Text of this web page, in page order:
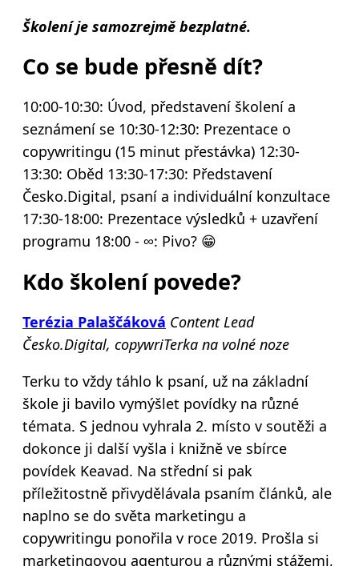
Školení je samozrejmě bezplatné.
Co se bude přesně dít?
10:00-10:30: Úvod, představení školení a
seznámení se 10:30-12:30: Prezentace o
copywritingu (15 minut přestávka) 12:30-
13:30: Oběd 13:30-17:30: Představení
Česko.Digital, psaní a individuální konzultace
17:30-18:00: Prezentace výsledků + uzavření
programu 18:00 - ∞: Pivo? 😁
Kdo školení povede?
Terézia Palaščáková Content Lead
Česko.Digital, copywriTerka na volné noze
Terku to vždy táhlo k psaní, už na základní
škole ji bavilo vymýšlet povídky na různé
témata. S jednou vyhrala 2. místo v soutěži a
dokonce ji další vyšla i knižně ve sbírce
povídek Keavad. Na střední si pak
příležitostně přivydělávala psaním článků, ale
naplno se do světa marketingu a
copywritingu ponořila v roce 2019. Prošla si
marketingovou agenturou a různými stážemi,